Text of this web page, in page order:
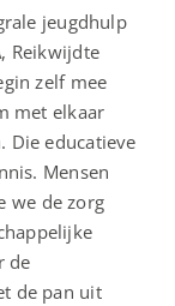
jeugdhulp
Reikwijdte
zelf mee
met elkaar
Die educatieve
Mensen
we de zorg
de
de pan uit